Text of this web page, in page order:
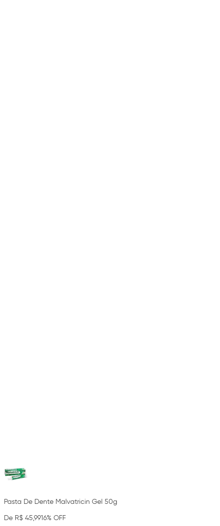
Pasta De Dente Malvatricin Gel 50g
De R$ 45,9916% OFF